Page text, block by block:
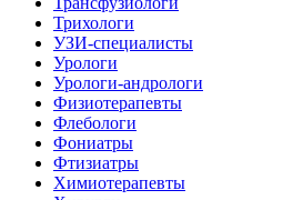
Трихологи
УЗИ-специалисты
Урологи
Урологи-андрологи
Физиотерапевты
Флебологи
Фониатры
Фтизиатры
Химиотерапевты